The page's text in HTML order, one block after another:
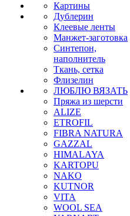
Картины
Дублерин
Клеевые ленты
Манжет-заготовка
Синтепон,
наполнитель
Ткань, сетка
Флизелин
ЛЮБЛЮ ВЯЗАТЬ
Пряжа из шерсти
ALIZE
ETROFIL
FIBRA NATURA
GAZZAL
HIMALAYA
KARTOPU
NAKO
KUTNOR
VITA
WOOL SEA